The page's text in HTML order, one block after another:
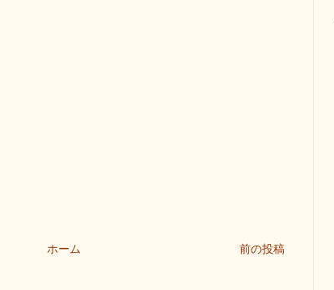
前の投稿
ホーム